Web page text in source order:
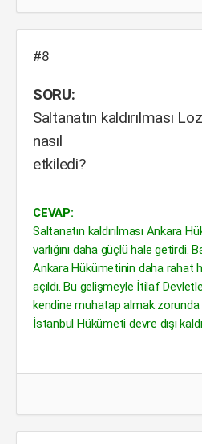
#8
SORU:
Saltanatın kaldırılması
nasıl
etkiledi?
CEVAP:
Saltanatın kaldırılması Ankara
varlığını daha güçlü hale getirdi.
Ankara Hükümetinin daha rahat
açıldı. Bu gelişmeyle İtilaf
kendine muhatap almak zorunda
İstanbul Hükümeti devre dışı